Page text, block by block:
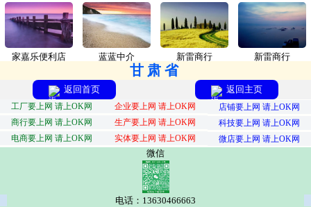
家嘉乐便利店 蓝蓝中介 新雷商行 新雷商行
甘肃省
返回首页 返回主页
工厂要上网 请上OK网 企业要上网 请上OK网
店铺要上网 请上OK网
商行要上网 请上OK网
生产要上网 请上OK网
科技要上网 请上OK网
电商要上网 请上OK网
实体要上网 请上OK网 微店要上网 请上OK网
微信
电话：13630466663